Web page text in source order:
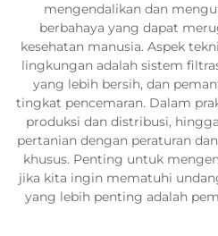
mengendalikan dan
berbahaya yang dapat
kesehatan manusia. Aspek
lingkungan adalah sistem
yang lebih bersih, dan
tingkat pencemaran. Dalam
produksi dan distribusi,
pertanian dengan peraturan
khusus. Penting untuk
jika kita ingin mematuhi
yang lebih penting adalah